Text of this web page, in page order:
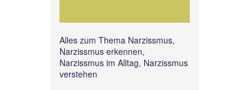
Alles zum Thema Narzissmus,
Narzissmus erkennen,
Narzissmus im Alltag, Narzissmus
verstehen